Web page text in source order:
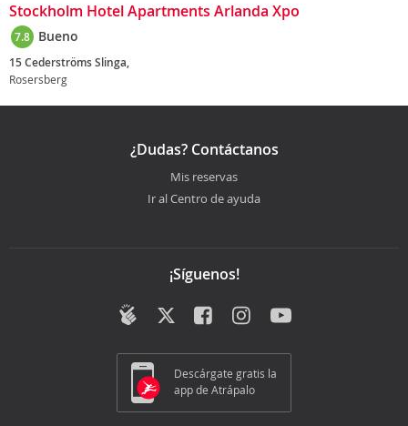
Stockholm Hotel Apartments Arlanda Xpo
7.8 Bueno
15 Cederströms Slinga,
Rosersberg
¿Dudas? Contáctanos
Mis reservas
Ir al Centro de ayuda
¡Síguenos!
Descárgate gratis la
app de Atrápalo